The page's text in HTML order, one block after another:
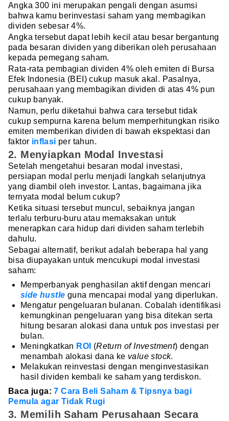
Angka 300 ini merupakan pengali dengan asumsi
bahwa kamu berinvestasi saham yang membagikan
dividen sebesar 4%.
Angka tersebut dapat lebih kecil atau besar bergantung
pada besaran dividen yang diberikan oleh perusahaan
kepada pemegang saham.
Rata-rata pembagian dividen 4% oleh emiten di Bursa
Efek Indonesia (BEI) cukup masuk akal. Pasalnya,
perusahaan yang membagikan dividen di atas 4% pun
cukup banyak.
Namun, perlu diketahui bahwa cara tersebut tidak
cukup sempurna karena belum memperhitungkan risiko
emiten memberikan dividen di bawah ekspektasi dan
faktor inflasi per tahun.
2. Menyiapkan Modal Investasi
Setelah mengetahui besaran modal investasi,
persiapan modal perlu menjadi langkah selanjutnya
yang diambil oleh investor. Lantas, bagaimana jika
ternyata modal belum cukup?
Ketika situasi tersebut muncul, sebaiknya jangan
terlalu terburu-buru atau memaksakan untuk
menerapkan cara hidup dari dividen saham terlebih
dahulu.
Sebagai alternatif, berikut adalah beberapa hal yang
bisa diupayakan untuk mencukupi modal investasi
saham:
Memperbanyak penghasilan aktif dengan mencari
side hustle guna mencapai modal yang diperlukan.
Mengatur pengeluaran bulanan. Cobalah identifikasi
kemungkinan pengeluaran yang bisa ditekan serta
hitung besaran alokasi dana untuk pos investasi per
bulan.
Meningkatkan ROI (Return of Investment) dengan
menambah alokasi dana ke value stock.
Melakukan reinvestasi dengan menginvestasikan
hasil dividen kembali ke saham yang terdiskon.
Baca juga:7 Cara Beli Saham & Tipsnya bagi
Pemula agar Tidak Rugi
3. Memilih Saham Perusahaan Secara